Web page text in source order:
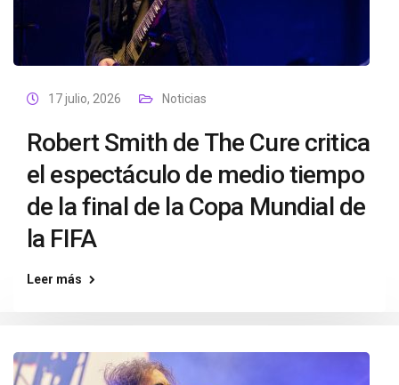
17 julio, 2026 Noticias
Robert Smith de The Cure critica
el espectáculo de medio tiempo
de la final de la Copa Mundial de
la FIFA
Leer más